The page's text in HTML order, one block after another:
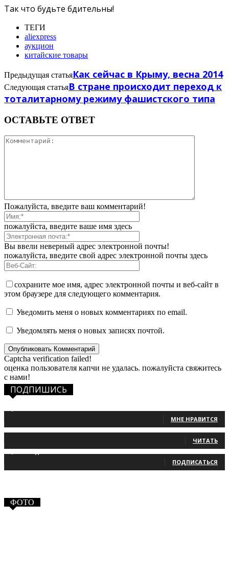
Так что будьте бдительны!
ТЕГИ
aliexpress
аукцион
китайские товары
Предыдущая статьяКак сейчас в Крыму, весна 2014
Следующая статьяВ стране происходит переход к
тоталитарному режиму фашистского типа
ОСТАВЬТЕ ОТВЕТ
Пожалуйста, введите ваш комментарий!
пожалуйста, введите ваше имя здесь
Вы ввели неверный адрес электронной почты!
пожалуйста, введите свой адрес электронной почты здесь
сохраните мое имя, адрес электронной почты и веб-сайт в
этом браузере для следующего комментария.
Уведомить меня о новых комментариях по email.
Уведомлять меня о новых записях почтой.
Captcha verification failed!
оценка пользователя капчи не удалась. пожалуйста свяжитесь
с нами!
ПОДПИШИСЬ
МНЕ НРАВИТСЯ
ЧИТАТЬ
ПОДПИСАТЬСЯ
ФОТО